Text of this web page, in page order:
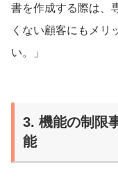
書を作成する際は、
くない顧客にもメリ
い。」
3. 機能の制限
能